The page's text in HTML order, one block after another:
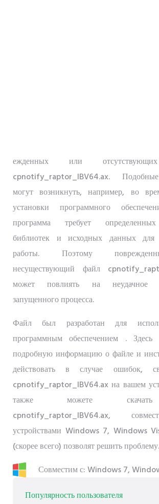
ежденных или
cpnotify_raptor_IBV64.ax.
могут возникнуть, например, во
установки программного
программа требует
библиотек и исходных данных для
работы. Поэтому
несуществующий файл
может повлиять на неудачное
запущенного процесса.
Файл был разработан для
программным обеспечением .
подробную информацию о файле и
действовать в случае ошибок,
cpnotify_raptor_IBV64.ax на вашем
также можете
cpnotify_raptor_IBV64.ax,
устройствами Windows 7, Windows
(скорее всего) позволят решить проблему.
Совместим с: Windows 7,
Популярность пользователя